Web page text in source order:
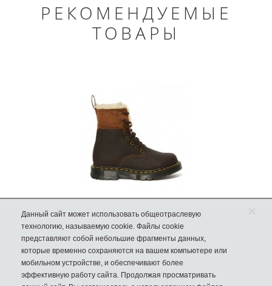
РЕКОМЕНДУЕМЫЕ
ТОВАРЫ
коричневые
18300 руб.
В КОРЗИНУ
Данный сайт может использовать общеотраслевую
технологию, называемую cookie. Файлы cookie
представляют собой небольшие фрагменты данных,
которые временно сохраняются на вашем компьютере или
мобильном устройстве, и обеспечивают более
эффективную работу сайта. Продолжая просматривать
×